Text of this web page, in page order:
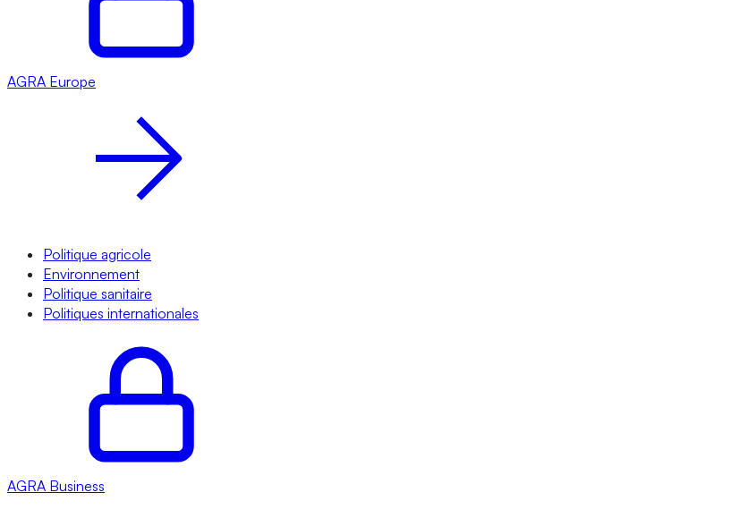
AGRA Europe
Politique agricole
Environnement
Politique sanitaire
Politiques internationales
AGRA Business